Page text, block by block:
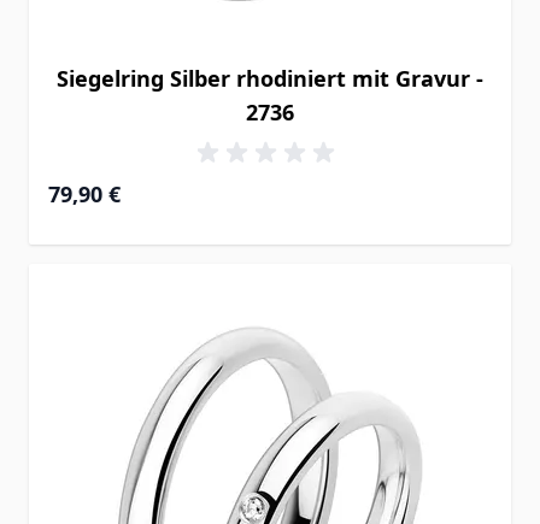
Siegelring Silber rhodiniert mit Gravur -
2736
79,90 €